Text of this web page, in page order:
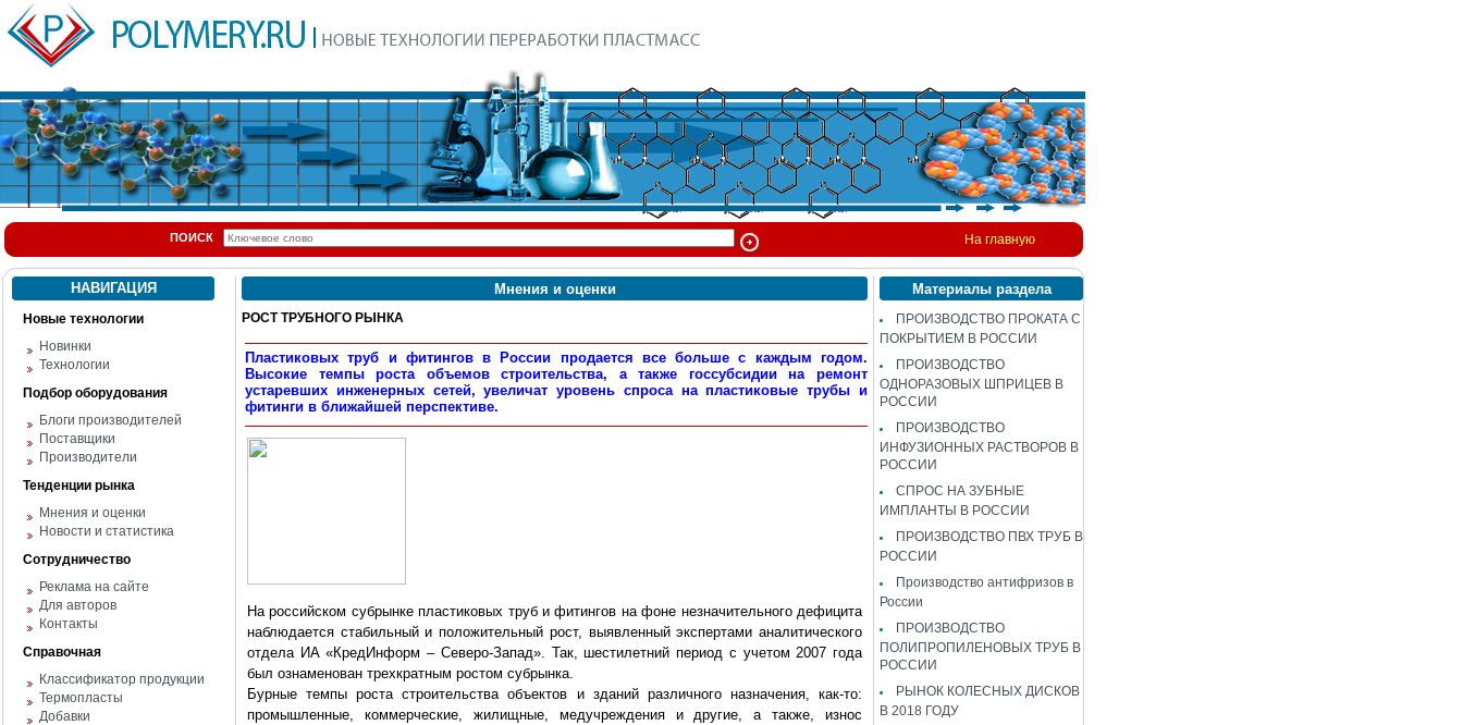
ПОИСК На главную
НАВИГАЦИЯ
Новые технологии
Новинки
Технологии
Подбор оборудования
Блоги производителей
Поставщики
Производители
Тенденции рынка
Мнения и оценки
Новости и статистика
Сотрудничество
Реклама на сайте
Для авторов
Контакты
Справочная
Классификатор продукции
Термопласты
Добавки
Мнения и оценки
РОСТ ТРУБНОГО РЫНКА
Пластиковых труб и фитингов в России продается все больше с каждым годом.
Высокие темпы роста объемов строительства, а также госсубсидии на ремонт
устаревших инженерных сетей, увеличат уровень спроса на пластиковые трубы и
фитинги в ближайшей перспективе.
На российском субрынке пластиковых труб и фитингов на фоне незначительного дефицита
наблюдается стабильный и положительный рост, выявленный экспертами аналитического
отдела ИА «КредИнформ – Северо-Запад». Так, шестилетний период с учетом 2007 года
был ознаменован трехкратным ростом субрынка.
Бурные темпы роста строительства объектов и зданий различного назначения, как-то:
промышленные, коммерческие, жилищные, медучреждения и другие, а также, износ
Материалы раздела
ПРОИЗВОДСТВО ПРОКАТА С
ПОКРЫТИЕМ В РОССИИ
ПРОИЗВОДСТВО
ОДНОРАЗОВЫХ ШПРИЦЕВ В
РОССИИ
ПРОИЗВОДСТВО
ИНФУЗИОННЫХ РАСТВОРОВ В
РОССИИ
СПРОС НА ЗУБНЫЕ
ИМПЛАНТЫ В РОССИИ
ПРОИЗВОДСТВО ПВХ ТРУБ В
РОССИИ
Производство антифризов в
России
ПРОИЗВОДСТВО
ПОЛИПРОПИЛЕНОВЫХ ТРУБ В
РОССИИ
РЫНОК КОЛЕСНЫХ ДИСКОВ
В 2018 ГОДУ